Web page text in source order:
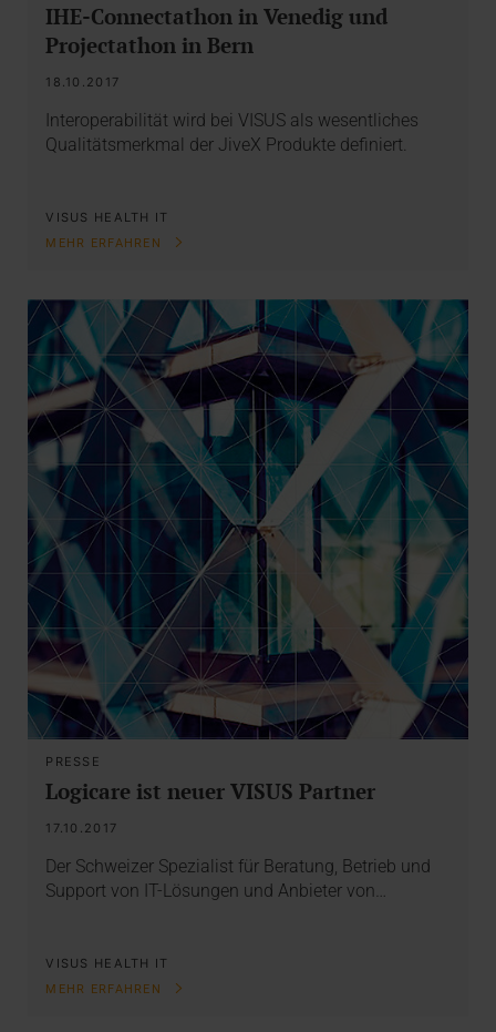
IHE-Connectathon in Venedig und
Projectathon in Bern
18.10.2017
Interoperabilität wird bei VISUS als wesentliches
Qualitätsmerkmal der JiveX Produkte definiert.
VISUS HEALTH IT
MEHR ERFAHREN
PRESSE
Logicare ist neuer VISUS Partner
17.10.2017
Der Schweizer Spezialist für Beratung, Betrieb und
Support von IT-Lösungen und Anbieter von…
VISUS HEALTH IT
MEHR ERFAHREN